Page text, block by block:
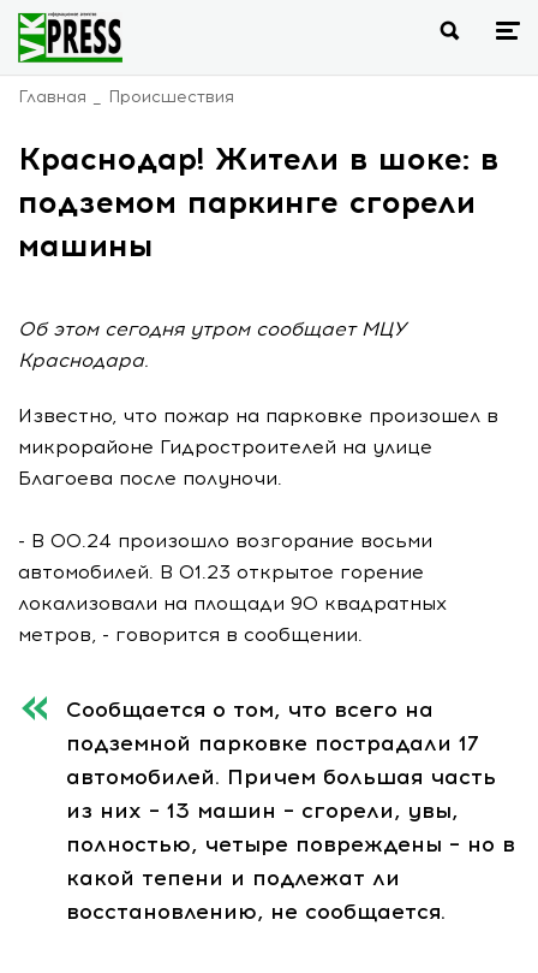
Главная Происшествия
Краснодар! Жители в шоке: в
подземом паркинге сгорели
машины
Об этом сегодня утром сообщает МЦУ
Краснодара.
Известно, что пожар на парковке произошел в
микрорайоне Гидростроителей на улице
Благоева после полуночи.
- В 00.24 произошло возгорание восьми
автомобилей. В 01.23 открытое горение
локализовали на площади 90 квадратных
метров, - говорится в сообщении.
Сообщается о том, что всего на
подземной парковке пострадали 17
автомобилей. Причем большая часть
из них – 13 машин – сгорели, увы,
полностью, четыре повреждены – но в
какой тепени и подлежат ли
восстановлению, не сообщается.